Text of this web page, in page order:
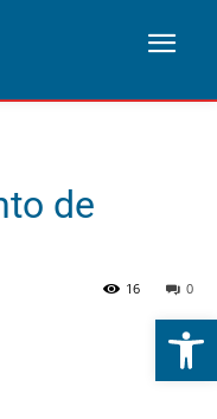
Abrir
de
0
16